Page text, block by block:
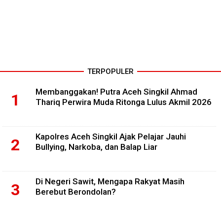
TERPOPULER
Membanggakan! Putra Aceh Singkil Ahmad
Thariq Perwira Muda Ritonga Lulus Akmil 2026
Kapolres Aceh Singkil Ajak Pelajar Jauhi
Bullying, Narkoba, dan Balap Liar
Di Negeri Sawit, Mengapa Rakyat Masih
Berebut Berondolan?